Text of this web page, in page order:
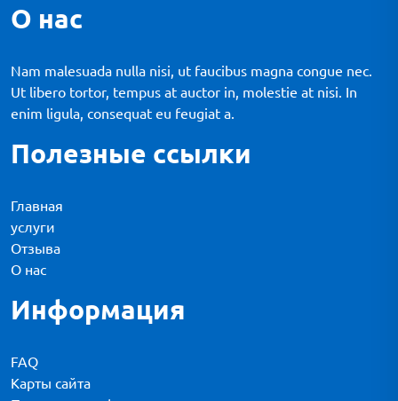
О нас
Nam malesuada nulla nisi, ut faucibus magna congue nec.
Ut libero tortor, tempus at auctor in, molestie at nisi. In
enim ligula, consequat eu feugiat a.
Полезные ссылки
Главная
услуги
Отзыва
О нас
Информация
FAQ
Карты сайта